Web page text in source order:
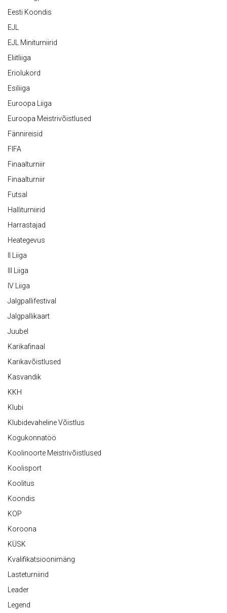
Eesti Koondis
EJL
EJL Miniturniirid
Eliitliiga
Eriolukord
Esiliiga
Euroopa Liiga
Euroopa Meistrivõistlused
Fännireisid
FIFA
Finaalturniir
Finaalturniir
Futsal
Halliturniirid
Harrastajad
Heategevus
II Liiga
III Liiga
IV Liiga
Jalgpallifestival
Jalgpallikaart
Juubel
Karikafinaal
Karikavõistlused
Kasvandik
KKH
Klubi
Klubidevaheline Võistlus
Kogukonnatöö
Koolinoorte Meistrivõistlused
Koolisport
Koolitus
Koondis
KOP
Koroona
KÜSK
Kvalifikatsioonimäng
Lasteturniirid
Leader
Legend